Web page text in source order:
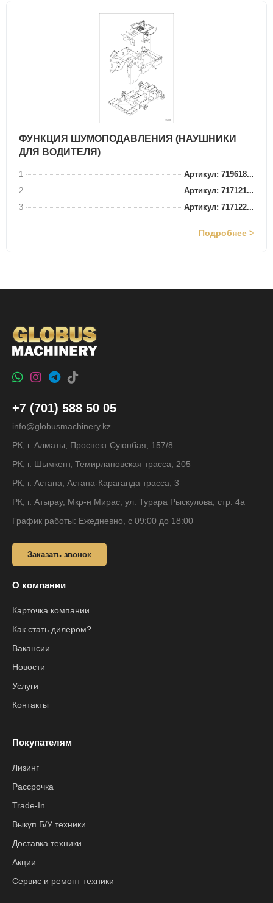
ФУНКЦИЯ ШУМОПОДАВЛЕНИЯ (НАУШНИКИ
ДЛЯ ВОДИТЕЛЯ)
1
Артикул: 719618...
2
Артикул: 717121...
3
Артикул: 717122...
Подробнее >
+7 (701) 588 50 05
info@globusmachinery.kz
РК, г. Алматы, Проспект Суюнбая, 157/8
РК, г. Шымкент, Темирлановская трасса, 205
РК, г. Астана, Астана-Караганда трасса, 3
РК, г. Атырау, Мкр-н Мирас, ул. Турара Рыскулова, стр. 4а
График работы: Ежедневно, с 09:00 до 18:00
Заказать звонок
О компании
Карточка компании
Как стать дилером?
Вакансии
Новости
Услуги
Контакты
Покупателям
Лизинг
Рассрочка
Trade-In
Выкуп Б/У техники
Доставка техники
Акции
Сервис и ремонт техники